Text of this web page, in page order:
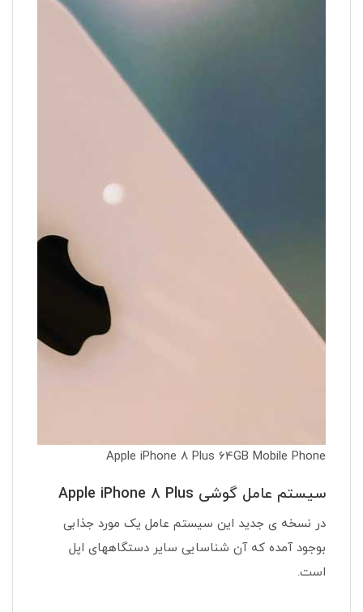
Apple iPhone 8 Plus 64GB Mobile Phone
سیستم عامل گوشی Apple iPhone 8 Plus
در نسخه ی جدید این سیستم عامل یک مورد جذابی
بوجود آمده که آن شناسایی سایر دستگاههای اپل
است.